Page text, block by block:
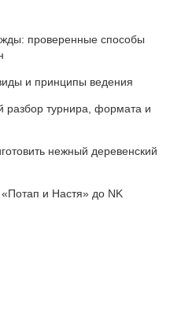
проверенные способы
и принципы ведения
турнира, формата и
нежный деревенский
и Настя» до NK